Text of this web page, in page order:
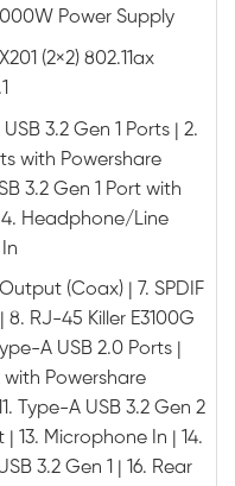
Power Supply
(2×2) 802.11ax
3.2 Gen 1 Ports | 2.
with Powershare
3.2 Gen 1 Port with
Headphone/Line
(Coax) | 7. SPDIF
RJ-45 Killer E3100G
A USB 2.0 Ports |
with Powershare
Type-A USB 3.2 Gen 2
13. Microphone In | 14.
3.2 Gen 1 | 16. Rear